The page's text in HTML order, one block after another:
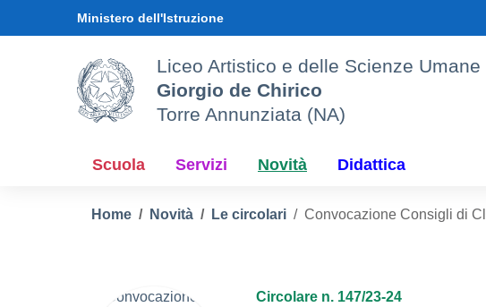
Ministero dell'Istruzione
Liceo Artistico e delle Scienze Umane
Giorgio de Chirico
Torre Annunziata (NA)
Scuola Servizi Novità Didattica
Home Novità Le circolari Convocazione Consigli di
Circolare n. 147/23-24